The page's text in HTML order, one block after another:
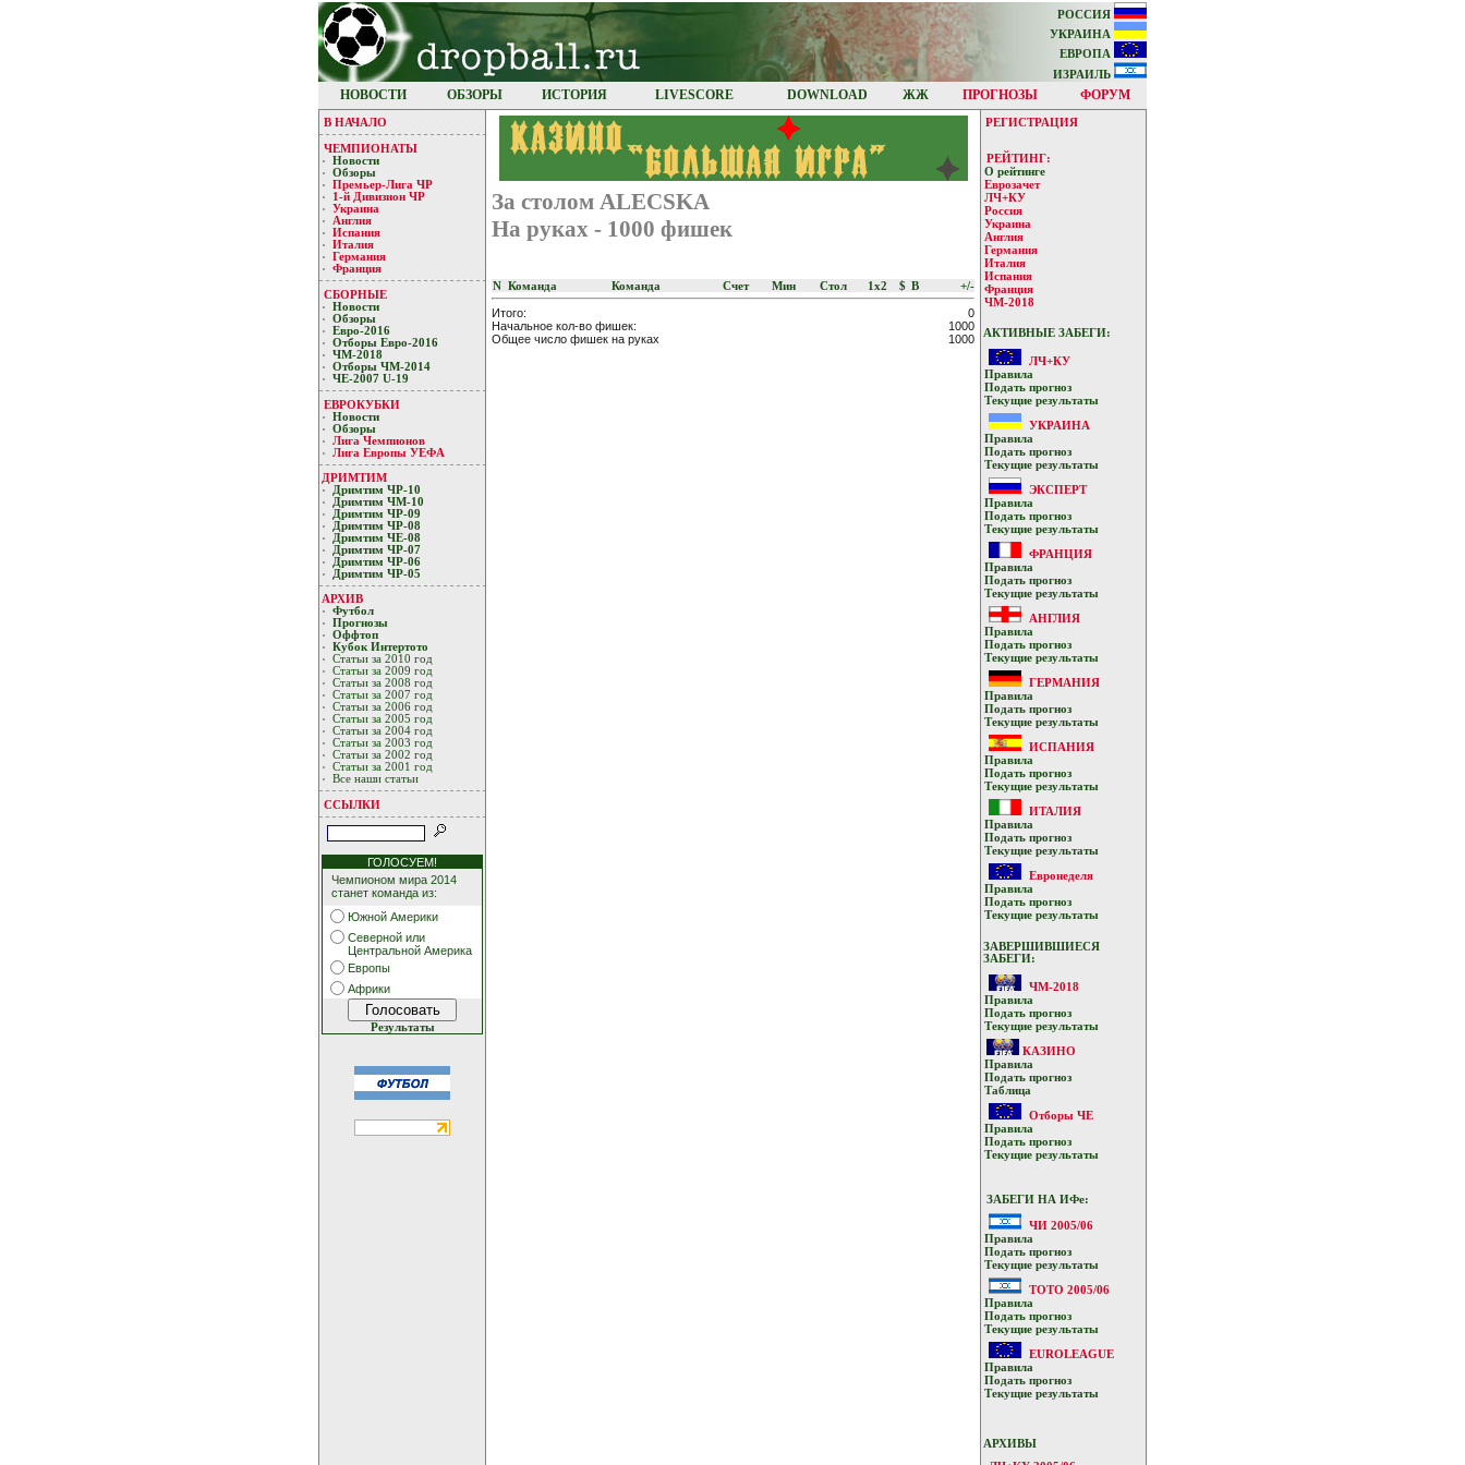
РОССИЯ
УКРАИНА
ЕВРОПА
ИЗРАИЛЬ
НОВОСТИ ОБЗОРЫ ИСТОРИЯ LIVESCORE DOWNLOAD ЖЖ ПРОГНОЗЫ ФОРУМ
В НАЧАЛО
ЧЕМПИОНАТЫ
Новости
Обзоры
Премьер-Лигa ЧР
1-й Дивизион ЧР
Украина
Англия
Испания
Италия
Германия
Франция
СБОРНЫЕ
Новости
Обзоры
Евро-2016
Отборы Евро-2016
ЧМ-2018
Отборы ЧМ-2014
ЧЕ-2007 U-19
ЕВРОКУБКИ
Новости
Обзоры
Лигa Чемпиoнoв
Лига Европы УЕФA
ДРИМТИМ
Дримтим ЧР-10
Дримтим ЧМ-10
Дримтим ЧР-09
Дримтим ЧР-08
Дримтим ЧЕ-08
Дримтим ЧР-07
Дримтим ЧР-06
Дримтим ЧР-05
АРХИВ
Футбол
Прогнозы
Оффтоп
Кубoк Интертoтo
Статьи за 2010 год
Статьи за 2009 год
Статьи за 2008 год
Статьи за 2007 год
Статьи за 2006 год
Статьи за 2005 год
Статьи за 2004 год
Статьи за 2003 год
Статьи за 2002 год
Статьи за 2001 год
Все наши статьи
ССЫЛКИ
ГОЛОСУЕМ!
Чемпионом мира 2014
станет команда из:
Южной Америки
Северной или
Центральной Америка
Европы
Африки
Результаты
За столом ALECSKA
На руках - 1000 фишек
N Команда Команда Счет Мин Стoл 1x2 $ В +/-
Итого:
0
Начальное кол-во фишек:
1000
Общее число фишек на руках
1000
РЕГИСТРАЦИЯ
РЕЙТИНГ:
О рейтинге
Еврозачет
ЛЧ+КУ
Россия
Украина
Англия
Германия
Италия
Испания
Франция
ЧМ-2018
АКТИВНЫЕ ЗАБЕГИ:
ЛЧ+КУ
Прaвилa
Подать прoгнoз
Текущие результaты
УКРАИНА
Прaвилa
Подать прoгнoз
Текущие результaты
ЭКСПЕРТ
Прaвилa
Подать прoгнoз
Текущие результaты
ФРАНЦИЯ
Прaвилa
Подать прoгнoз
Текущие результaты
АНГЛИЯ
Прaвилa
Подать прoгнoз
Текущие результaты
ГЕРМАНИЯ
Прaвилa
Подать прoгнoз
Текущие результaты
ИСПАНИЯ
Прaвилa
Подать прoгнoз
Текущие результaты
ИТАЛИЯ
Прaвилa
Подать прoгнoз
Текущие результaты
Евронеделя
Прaвилa
Подать прoгнoз
Текущие результaты
ЗАВЕРШИВШИЕСЯ
ЗАБЕГИ:
ЧМ-2018
Прaвилa
Подать прoгнoз
Текущие результaты
КАЗИНО
Прaвилa
Подать прoгнoз
Таблица
Отборы ЧЕ
Прaвилa
Подать прoгнoз
Текущие результaты
ЗАБЕГИ НА ИФе:
ЧИ 2005/06
Прaвилa
Подать прoгнoз
Текущие результaты
ТОТО 2005/06
Прaвилa
Подать прoгнoз
Текущие результaты
EUROLEAGUE
Прaвилa
Подать прoгнoз
Текущие результaты
АРХИВЫ